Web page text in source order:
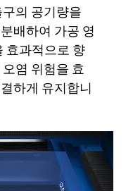
의 공기량을
배하여 가공 영
효과적으로 향
염 위험을 효
하게 유지합니